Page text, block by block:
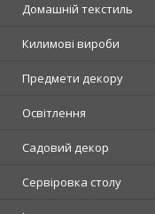
Домашній текстиль
Килимові вироби
Предмети декору
Освітлення
Садовий декор
Сервіровка столу